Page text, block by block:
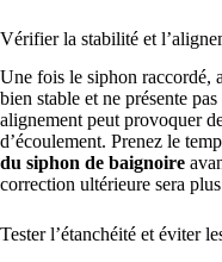
Vérifier la stabilité et
Une fois le siphon raccordé,
bien stable et ne présente
alignement peut provoquer
d’écoulement. Prenez le
du siphon de baignoire
correction ultérieure sera
Tester l’étanchéité et éviter